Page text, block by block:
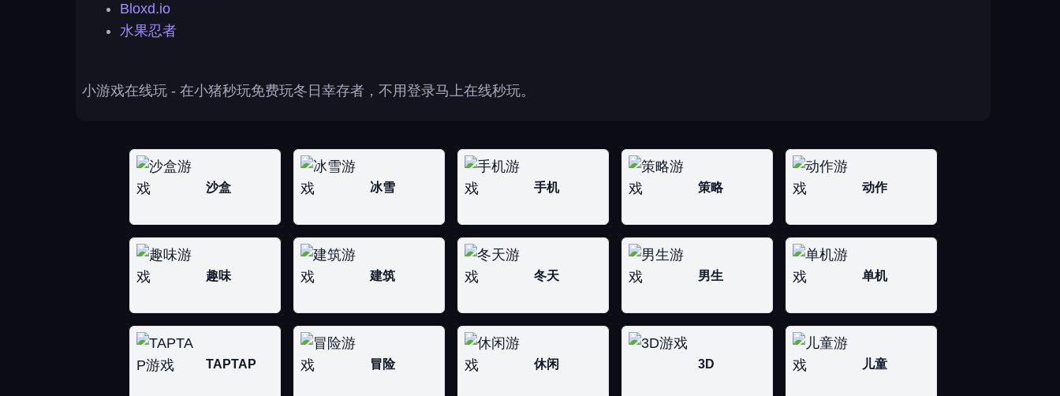
Bloxd.io
水果忍者
小游戏在线玩 - 在小猪秒玩免费玩冬日幸存者，不用登录马上在线秒玩。
沙盒 冰雪 手机 策略 动作
趣味 建筑 冬天 男生 单机
TAPTAP 冒险 休闲 3D 儿童